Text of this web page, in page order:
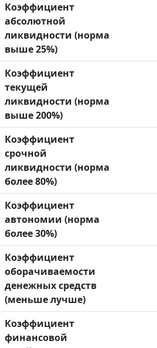
Коэффициент
абсолютной
ликвидности (норма
выше 25%)
Коэффициент
текущей
ликвидности (норма
выше 200%)
Коэффициент
срочной
ликвидности (норма
более 80%)
Коэффициент
автономии (норма
более 30%)
Коэффициент
оборачиваемости
денежных средств
(меньше лучше)
Коэффициент
финансовой